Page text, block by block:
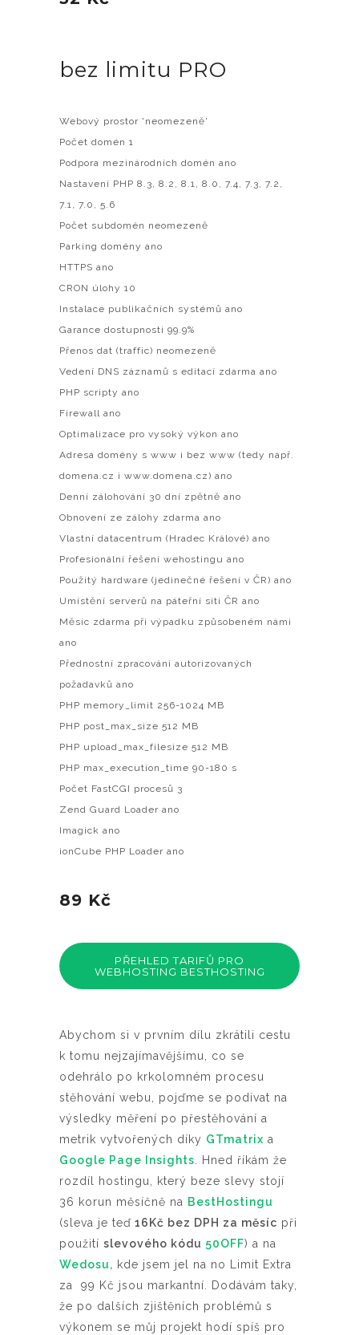
bez limitu PRO
Webový prostor 'neomezeně'
Počet domén 1
Podpora mezinárodních domén ano
Nastavení PHP 8.3, 8.2, 8.1, 8.0, 7.4, 7.3, 7.2,
7.1, 7.0, 5.6
Počet subdomén neomezeně
Parking domény ano
HTTPS ano
CRON úlohy 10
Instalace publikačních systémů ano
Garance dostupnosti 99.9%
Přenos dat (traffic) neomezeně
Vedení DNS záznamů s editací zdarma ano
PHP scripty ano
Firewall ano
Optimalizace pro vysoký výkon ano
Adresa domény s www i bez www (tedy např.
domena.cz i www.domena.cz) ano
Denní zálohování 30 dní zpětně ano
Obnovení ze zálohy zdarma ano
Vlastní datacentrum (Hradec Králové) ano
Profesionální řešení wehostingu ano
Použitý hardware (jedinečné řešení v ČR) ano
Umístění serverů na páteřní síti ČR ano
Měsíc zdarma při výpadku způsobeném námi
ano
Přednostní zpracování autorizovaných
požadavků ano
PHP memory_limit 256-1024 MB
PHP post_max_size 512 MB
PHP upload_max_filesize 512 MB
PHP max_execution_time 90-180 s
Počet FastCGI procesů 3
Zend Guard Loader ano
Imagick ano
ionCube PHP Loader ano
89 Kč
PŘEHLED TARIFŮ PRO
WEBHOSTING BESTHOSTING
Abychom si v prvním dílu zkrátili cestu
k tomu nejzajímavějšímu, co se
odehrálo po krkolomném procesu
stěhování webu, pojďme se podívat na
výsledky měření po přestěhování a
metrik vytvořených díky GTmatrix a
Google Page Insights. Hned říkám že
rozdíl hostingu, který beze slevy stojí
36 korun měsíčně na BestHostingu
(sleva je teď 16Kč bez DPH za měsíc při
použití slevového kódu 50OFF) a na
Wedosu, kde jsem jel na no Limit Extra
za 99 Kč jsou markantní. Dodávám taky,
že po dalších zjištěních problémů s
výkonem se můj projekt hodí spíš pro